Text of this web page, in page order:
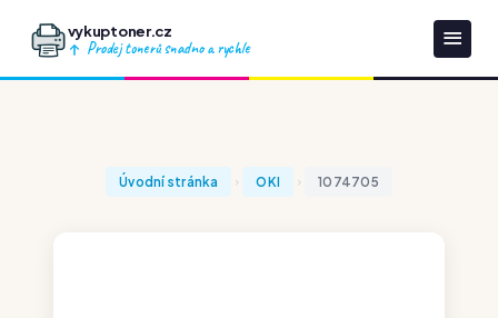
vykuptoner.cz
Prodej tonerů snadno a rychle
Úvodní stránka OKI 1074705